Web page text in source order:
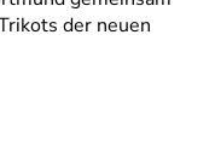
der neuen